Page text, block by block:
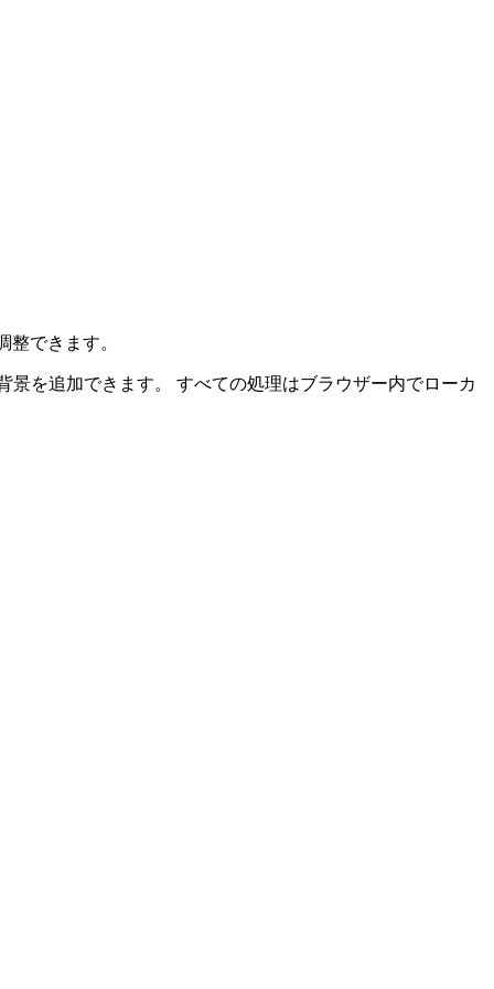
整できます。
景を追加できます。 すべての処理はブラウザー内でローカ